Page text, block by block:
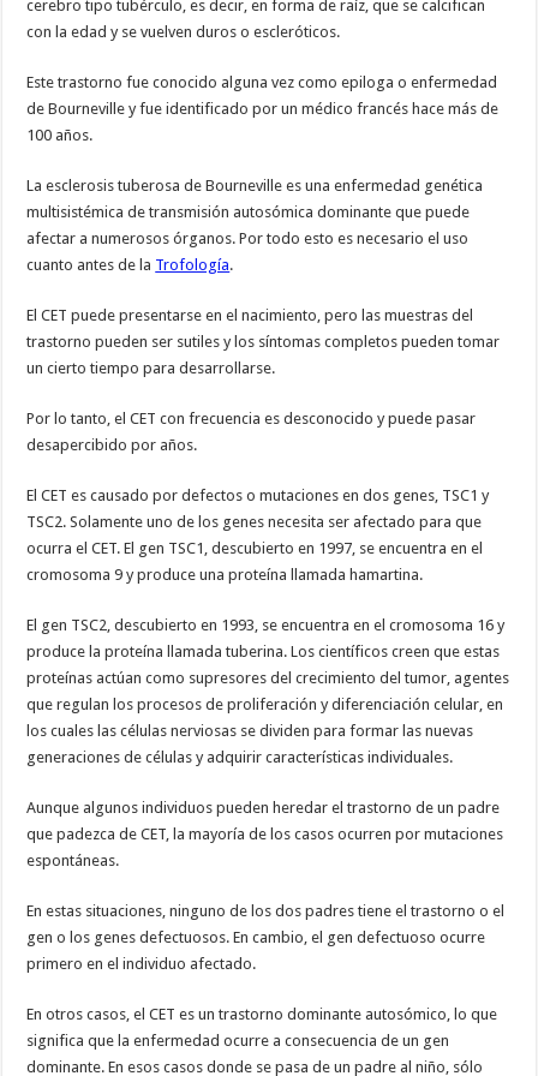
cerebro tipo tubérculo, es decir, en forma de raíz, que se calcifican
con la edad y se vuelven duros o escleróticos.
Este trastorno fue conocido alguna vez como epiloga o enfermedad
de Bourneville y fue identificado por un médico francés hace más de
100 años.
La esclerosis tuberosa de Bourneville es una enfermedad genética
multisistémica de transmisión autosómica dominante que puede
afectar a numerosos órganos. Por todo esto es necesario el uso
cuanto antes de la Trofología.
El CET puede presentarse en el nacimiento, pero las muestras del
trastorno pueden ser sutiles y los síntomas completos pueden tomar
un cierto tiempo para desarrollarse.
Por lo tanto, el CET con frecuencia es desconocido y puede pasar
desapercibido por años.
El CET es causado por defectos o mutaciones en dos genes, TSC1 y
TSC2. Solamente uno de los genes necesita ser afectado para que
ocurra el CET. El gen TSC1, descubierto en 1997, se encuentra en el
cromosoma 9 y produce una proteína llamada hamartina.
El gen TSC2, descubierto en 1993, se encuentra en el cromosoma 16 y
produce la proteína llamada tuberina. Los científicos creen que estas
proteínas actúan como supresores del crecimiento del tumor, agentes
que regulan los procesos de proliferación y diferenciación celular, en
los cuales las células nerviosas se dividen para formar las nuevas
generaciones de células y adquirir características individuales.
Aunque algunos individuos pueden heredar el trastorno de un padre
que padezca de CET, la mayoría de los casos ocurren por mutaciones
espontáneas.
En estas situaciones, ninguno de los dos padres tiene el trastorno o el
gen o los genes defectuosos. En cambio, el gen defectuoso ocurre
primero en el individuo afectado.
En otros casos, el CET es un trastorno dominante autosómico, lo que
significa que la enfermedad ocurre a consecuencia de un gen
dominante. En esos casos donde se pasa de un padre al niño, sólo